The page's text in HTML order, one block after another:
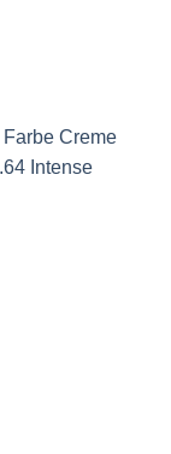
Creme
Intense